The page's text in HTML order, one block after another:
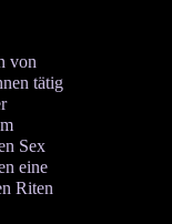
von
tätig
Sex
eine
Riten